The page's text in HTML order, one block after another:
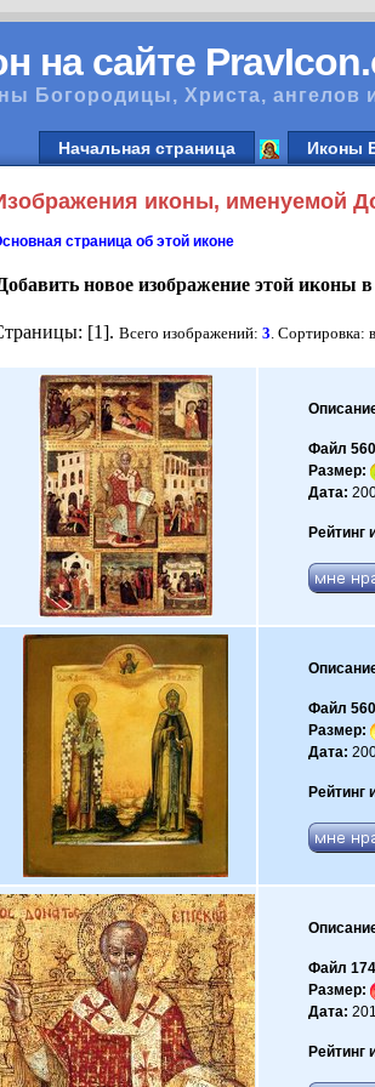
на сайте
Богородицы, Христа, ангелов
Начальная страница Иконы
иконы, именуемой
страница об этой иконе
новое изображение этой иконы
[1].Всего изображений:3. Сортировка:
Файл
Размер:
Дата:
Рейтинг
Файл
Размер:
Дата:
Рейтинг
Файл
Размер:
Дата:
Рейтинг